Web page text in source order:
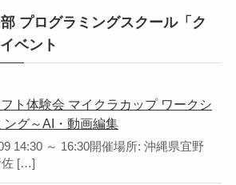
プログラミングスクール「ク
ベント
ト体験会 マイクラカップ ワークシ
ング～AI・動画編集
14:30 ～ 16:30開催場所: 沖縄県宜野
佐 […]